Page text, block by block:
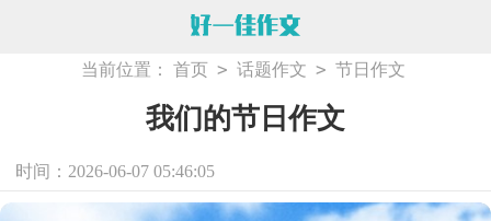
当前位置： 首页 > 话题作文 > 节日作文
我们的节日作文
时间：2026-06-07 05:46:05